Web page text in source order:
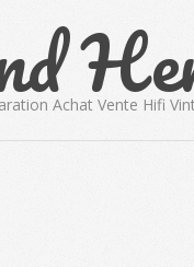
Achat Vente Hifi